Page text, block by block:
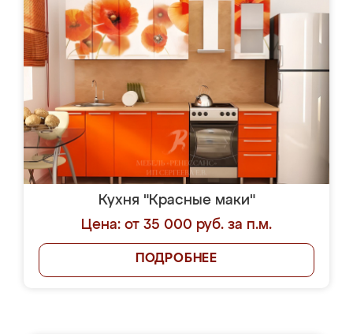
Кухня "Красные маки"
Цена: от 35 000 руб. за п.м.
ПОДРОБНЕЕ